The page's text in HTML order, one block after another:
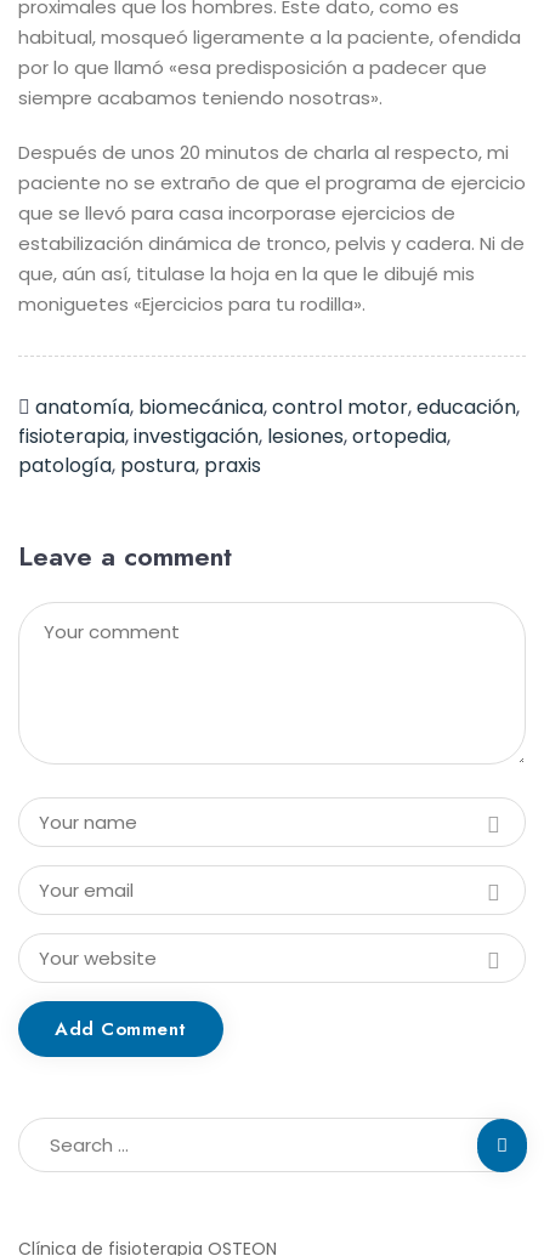
proximales que los hombres. Este dato, como es
habitual, mosqueó ligeramente a la paciente, ofendida
por lo que llamó «esa predisposición a padecer que
siempre acabamos teniendo nosotras».
Después de unos 20 minutos de charla al respecto, mi
paciente no se extraño de que el programa de ejercicio
que se llevó para casa incorporase ejercicios de
estabilización dinámica de tronco, pelvis y cadera. Ni de
que, aún así, titulase la hoja en la que le dibujé mis
moniguetes «Ejercicios para tu rodilla».
anatomía, biomecánica,control motor,educación,
fisioterapia,investigación, lesiones,ortopedia,
patología, postura, praxis
Leave a comment
Add Comment
Clínica de fisioterapia OSTEON